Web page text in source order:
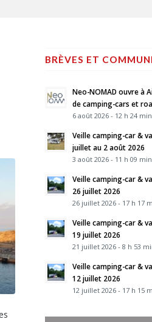
BRÈVES ET
Neo-NOMAD ouvre à
de camping-cars et
6 août 2026 - 12 h 24 min
Veille camping-car &
juillet au 2 août 2026
3 août 2026 - 11 h 09 min
Veille camping-car &
26 juillet 2026
26 juillet 2026 - 17 h 17
Veille camping-car &
19 juillet 2026
21 juillet 2026 - 8 h 53
Veille camping-car &
12 juillet 2026
12 juillet 2026 - 17 h 15